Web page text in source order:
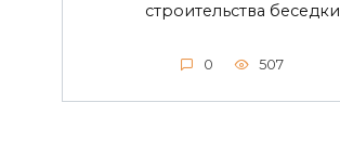
строительства беседки
0 507